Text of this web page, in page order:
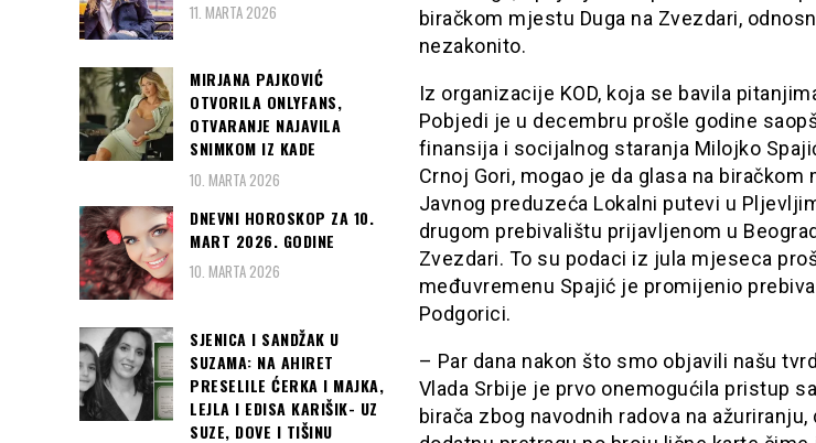
biračkom mjestu Duga na Zvezdari,
nezakonito.
Iz organizacije KOD, koja se bavila
Pobjedi je u decembru prošle godine
finansija i socijalnog staranja Milojko
Crnoj Gori, mogao je da glasa na
Javnog preduzeća Lokalni putevi u
drugom prebivalištu prijavljenom u
Zvezdari. To su podaci iz jula mjeseca
međuvremenu Spajić je promijenio
Podgorici.
– Par dana nakon što smo objavili našu
Vlada Srbije je prvo onemogućila pristup
birača zbog navodnih radova na
11. MARTA 2026
MIRJANA PAJKOVIĆ
OTVORILA ONLYFANS,
OTVARANJE NAJAVILA
SNIMKOM IZ KADE
10. MARTA 2026
DNEVNI HOROSKOP ZA 10.
MART 2026. GODINE
10. MARTA 2026
SJENICA I SANDŽAK U
SUZAMA: NA AHIRET
PRESELILE ĆERKA I MAJKA,
LEJLA I EDISA KARIŠIK- UZ
SUZE, DOVE I TIŠINU